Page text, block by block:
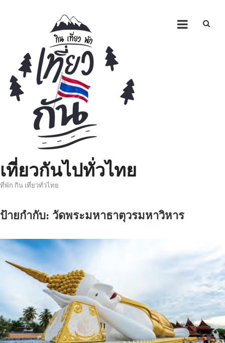
เที่ยวกันไปทั่วไทย
ที่พัก กิน เที่ยวทั่วไทย
ป้ายกำกับ: วัดพระมหาธาตุวรมหาวิหาร